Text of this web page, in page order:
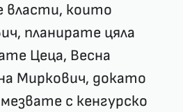
власти, които
планирате цяла
Цеца, Весна
Миркович, докато
с кенгурско